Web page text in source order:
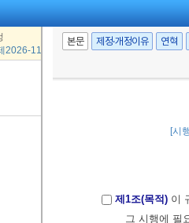
2026-11호, 2026. 4. 2., 일부개정]
본문 제정·개정이유 연혁
[시
제1조(목적) 이
그 시행에 필